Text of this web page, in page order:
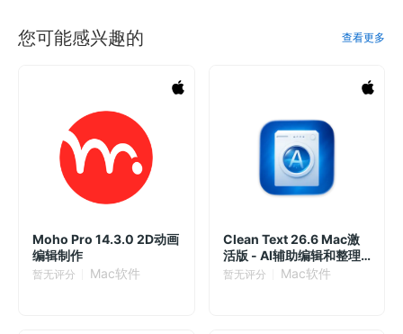
您可能感兴趣的 查看更多
Moho Pro 14.3.0 2D动画
编辑制作
暂无评分 Mac软件
Clean Text 26.6 Mac激
活版 - AI辅助编辑和整理
文本的工具
暂无评分 Mac软件